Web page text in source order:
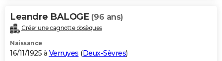
Leandre BALOGE (96 ans)
Créer une cagnotte obsèques
Naissance
16/11/1925 à Verruyes (Deux-Sèvres)